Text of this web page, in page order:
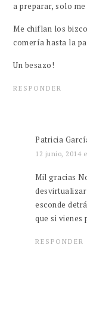
a preparar, solo
Me chiflan los
comería hasta la
Un besazo!
RESPONDER
Patricia
12 junio, 2014
Mil gracias
esconde
que si vienes
RESPONDER